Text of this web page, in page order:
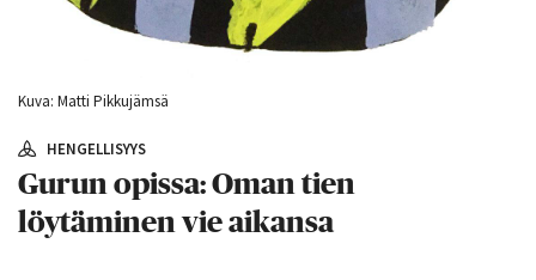
Kuva: Matti Pikkujämsä
HENGELLISYYS
Gurun opissa: Oman tien
löytäminen vie aikansa